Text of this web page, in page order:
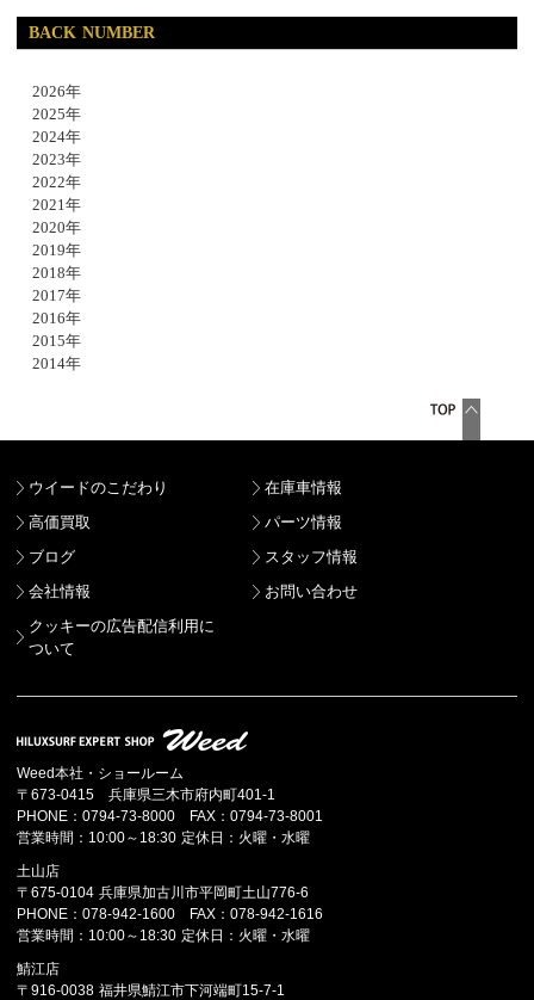
BACK NUMBER
2026年
2025年
2024年
2023年
2022年
2021年
2020年
2019年
2018年
2017年
2016年
2015年
2014年
ウイードのこだわり
在庫車情報
高価買取
パーツ情報
ブログ
スタッフ情報
会社情報
お問い合わせ
クッキーの広告配信利用に
ついて
Weed本社・ショールーム
〒673-0415 兵庫県三木市府内町401-1
PHONE：0794-73-8000 FAX：0794-73-8001
営業時間：10:00～18:30 定休日：火曜・水曜
土山店
〒675-0104 兵庫県加古川市平岡町土山776-6
PHONE：078-942-1600 FAX：078-942-1616
営業時間：10:00～18:30 定休日：火曜・水曜
鯖江店
〒916-0038 福井県鯖江市下河端町15-7-1